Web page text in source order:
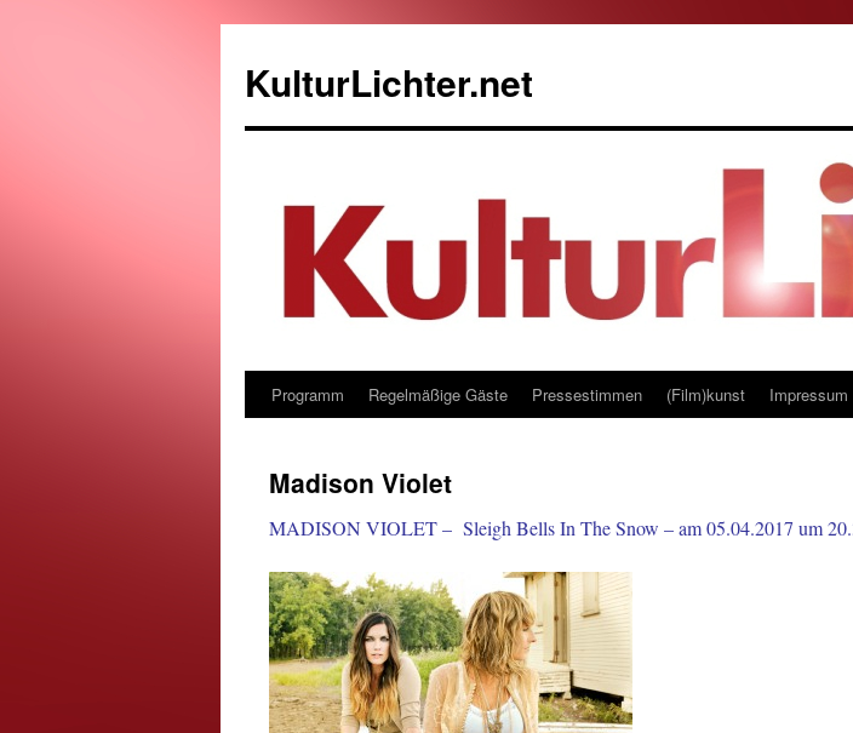
KulturLichter.net
Zum
springen
Programm Regelmäßige Gäste Pressestimmen (Film)kunst Impressum
Madison Violet
MADISON VIOLET – Sleigh Bells In The Snow – am 05.04.2017 um